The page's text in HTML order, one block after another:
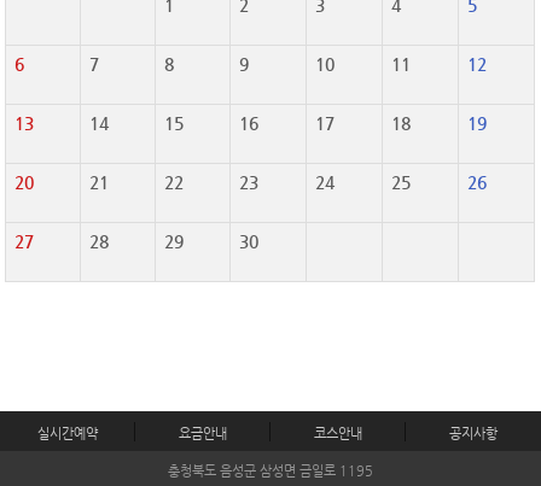
1
2 3 4 5
6 7 8 9 10 11 12
13 14 15 16 17 18 19
20 21 22 23 24 25 26
27 28 29 30
실시간예약 요금안내 코스안내 공지사항
충청북도 음성군 삼성면 금일로 1195